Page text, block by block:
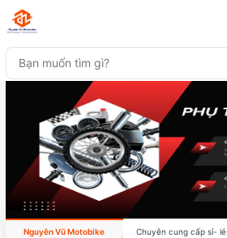
Nguyên Vũ Motobike
Chuyên cung cấp sỉ- lẻ